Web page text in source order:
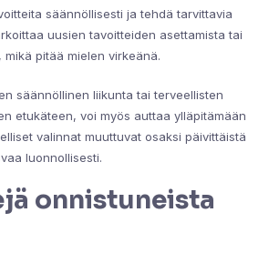
säännöllisesti ja tehdä tarvittavia
uusien tavoitteiden asettamista tai
pitää mielen virkeänä.
säännöllinen liikunta tai terveellisten
etukäteen, voi myös auttaa ylläpitämään
valinnat muuttuvat osaksi päivittäistä
luonnollisesti.
onnistuneista